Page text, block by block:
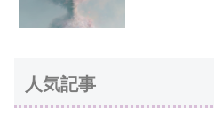
人気記事